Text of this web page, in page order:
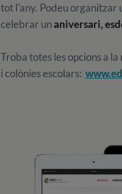
tot l'any. Podeu organitzar
celebrar unaniversari,
Troba totes les opcions a
i colònies escolars: